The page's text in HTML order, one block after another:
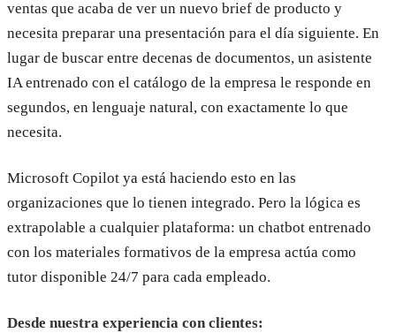
ventas que acaba de ver un nuevo brief de producto y
necesita preparar una presentación para el día siguiente. En
lugar de buscar entre decenas de documentos, un asistente
IA entrenado con el catálogo de la empresa le responde en
segundos, en lenguaje natural, con exactamente lo que
necesita.
Microsoft Copilot ya está haciendo esto en las
organizaciones que lo tienen integrado. Pero la lógica es
extrapolable a cualquier plataforma: un chatbot entrenado
con los materiales formativos de la empresa actúa como
tutor disponible 24/7 para cada empleado.
Desde nuestra experiencia con clientes: